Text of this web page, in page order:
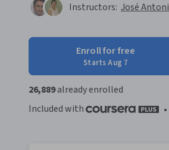
Instructors: José
Enroll for free
Starts Aug 7
26,889already enrolled
Included with
•